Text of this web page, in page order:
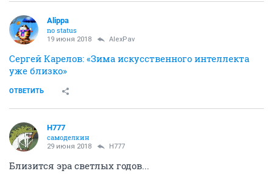
Alippa
no status
19 июня 2018 AlexPav
Сергей Карелов: «Зима искусственного интеллекта
уже близко»
ОТВЕТИТЬ
H777
самоделкин
29 июня 2018 H777
Близится эра светлых годов...